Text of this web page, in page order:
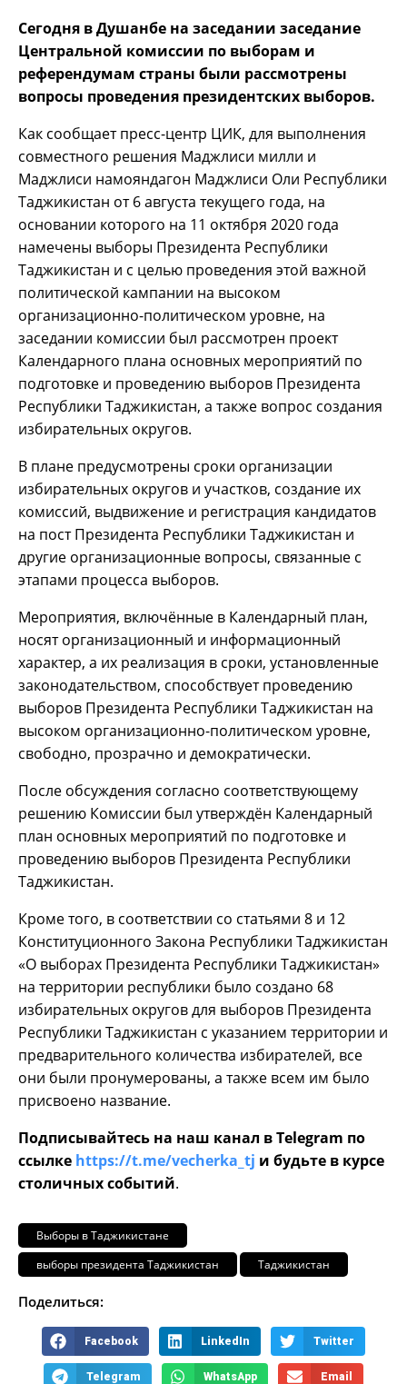
Сегодня в Душанбе на заседании заседание
Центральной комиссии по выборам и
референдумам страны были рассмотрены
вопросы проведения президентских выборов.
Как сообщает пресс-центр ЦИК, для выполнения
совместного решения Маджлиси милли и
Маджлиси намояндагон Маджлиси Оли Республики
Таджикистан от 6 августа текущего года, на
основании которого на 11 октября 2020 года
намечены выборы Президента Республики
Таджикистан и с целью проведения этой важной
политической кампании на высоком
организационно-политическом уровне, на
заседании комиссии был рассмотрен проект
Календарного плана основных мероприятий по
подготовке и проведению выборов Президента
Республики Таджикистан, а также вопрос создания
избирательных округов.
В плане предусмотрены сроки организации
избирательных округов и участков, создание их
комиссий, выдвижение и регистрация кандидатов
на пост Президента Республики Таджикистан и
другие организационные вопросы, связанные с
этапами процесса выборов.
Мероприятия, включённые в Календарный план,
носят организационный и информационный
характер, а их реализация в сроки, установленные
законодательством, способствует проведению
выборов Президента Республики Таджикистан на
высоком организационно-политическом уровне,
свободно, прозрачно и демократически.
После обсуждения согласно соответствующему
решению Комиссии был утверждён Календарный
план основных мероприятий по подготовке и
проведению выборов Президента Республики
Таджикистан.
Кроме того, в соответствии со статьями 8 и 12
Конституционного Закона Республики Таджикистан
«О выборах Президента Республики Таджикистан»
на территории республики было создано 68
избирательных округов для выборов Президента
Республики Таджикистан с указанием территории и
предварительного количества избирателей, все
они были пронумерованы, а также всем им было
присвоено название.
Подписывайтесь на наш канал в Telegram по
ссылке https://t.me/vecherka_tj и будьте в курсе
столичных событий.
Выборы в Таджикистане
выборы президента Таджикистан
Таджикистан
Поделиться:
Facebook LinkedIn Twitter
Telegram WhatsApp Email